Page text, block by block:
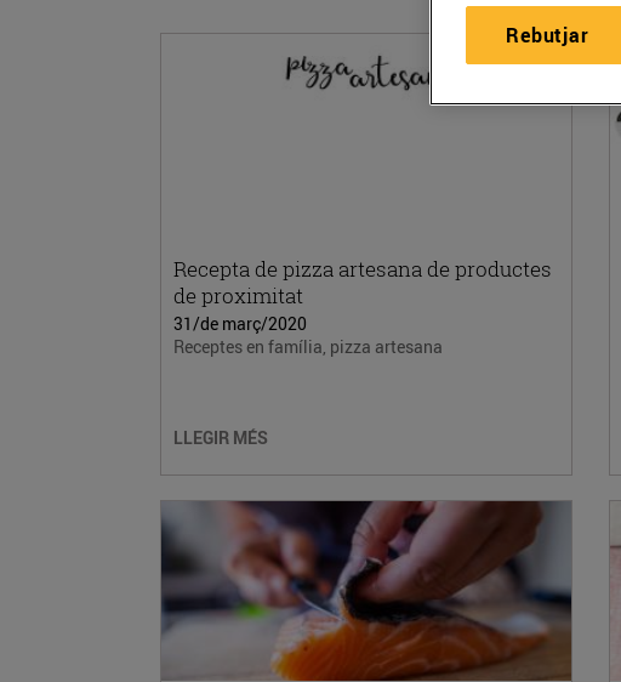
Recepta de pizza artesana de productes
de proximitat
31/de març/2020
Receptes en família, pizza artesana
LLEGIR MÉS
Rebutjar